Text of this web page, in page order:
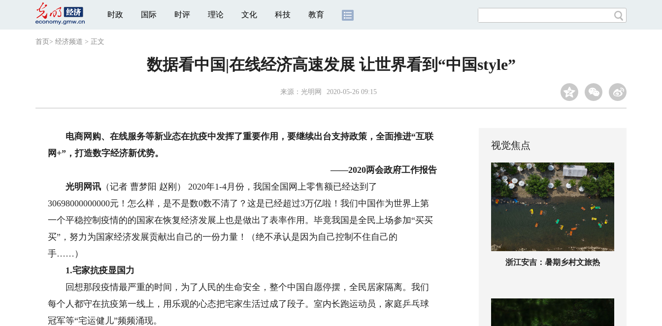
时政 国际 时评 理论 文化 科技 教育
首页 > 经济频道 > 正文
数据看中国|在线经济高速发展 让世界看到“中国style”
来源： 光明网 2020-05-26 09:15
电商网购、在线服务等新业态在抗疫中发挥了重要作用，要继续出台支持政策，全面推进“互联
网+”，打造数字经济新优势。
——2020两会政府工作报告
光明网讯 （记者 曹梦阳 赵刚） 2020年1-4月份，我国全国网上零售额已经达到了
30698000000000元！怎么样，是不是数0数不清了？​这是已经超过3万亿啦！我们中国作为世界上第
一个平稳控制疫情的的国家在恢复经济发展上也是做出了表率作用。毕竟我国是全民上场参加“买买
买”，努力为国家经济发展贡献出自己的一份力量！（绝不承认是因为自己控制不住自己的
手……）
1.宅家抗疫显国力
回想那段疫情最严重的时间，为了人民的生命安全，整个中国自愿停摆，全民居家隔离。我们
每个人都守在抗疫第一线上，用乐观的心态把宅家生活过成了段子。室内长跑运动员，家庭乒乓球
冠军等“宅运健儿”频频涌现。
视觉焦点
浙江安吉：暑期乡村文旅热